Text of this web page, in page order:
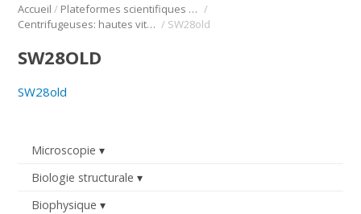
Accueil / Plateformes scientifiques BMM /
Centrifugeuses: hautes vitesses, ultracentrifugeuses et leurs rotors / SW28old
Microscopie
Biologie structurale
Biophysique
SW28OLD
SW28old